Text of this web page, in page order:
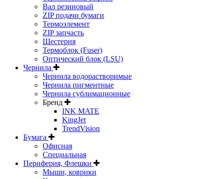
Вал резиновый
ZIP подачи бумаги
Термоэлемент
ZIP запчасть
Шестерня
Термоблок (Fuser)
Оптический блок (LSU)
Чернила
Чернила водорастворимые
Чернила пигментные
Чернила сублимационные
Бренд
INK MATE
KingJet
TrendVision
Бумага
Офисная
Специальная
Периферия, Флешки
Мыши, коврики